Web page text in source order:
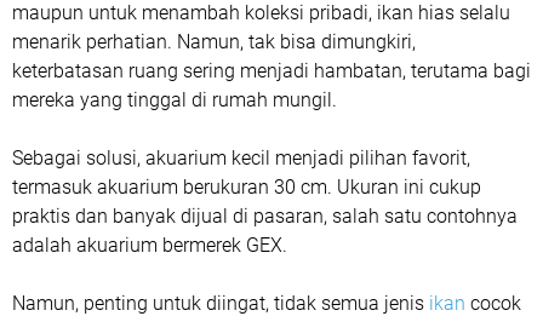
maupun untuk menambah koleksi pribadi, ikan hias selalu
menarik perhatian. Namun, tak bisa dimungkiri,
keterbatasan ruang sering menjadi hambatan, terutama bagi
mereka yang tinggal di rumah mungil.
Sebagai solusi, akuarium kecil menjadi pilihan favorit,
termasuk akuarium berukuran 30 cm. Ukuran ini cukup
praktis dan banyak dijual di pasaran, salah satu contohnya
adalah akuarium bermerek GEX.
Namun, penting untuk diingat, tidak semua jenis ikan cocok